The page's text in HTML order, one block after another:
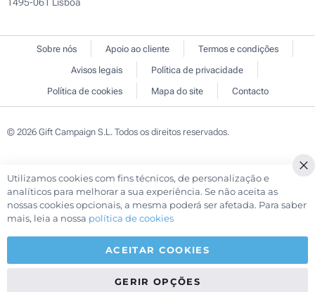
1495-061 Lisboa
Sobre nós Apoio ao cliente
Termos e condições
Avisos legais
Política de privacidade
Política de cookies
Mapa do site Contacto
© 2026 Gift Campaign S.L. Todos os direitos reservados.
Utilizamos cookies com fins técnicos, de personalização e
analíticos para melhorar a sua experiência. Se não aceita as
nossas cookies opcionais, a mesma poderá ser afetada. Para saber
mais, leia a nossa política de cookies
ACEITAR COOKIES
GERIR OPÇÕES